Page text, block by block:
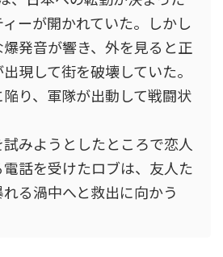
ーが開かれていた。しかし
発音が響き、外を見ると正
現して街を破壊していた。
り、軍隊が出動して戦闘状
みようとしたところで恋人
話を受けたロブは、友人た
る渦中へと救出に向かう